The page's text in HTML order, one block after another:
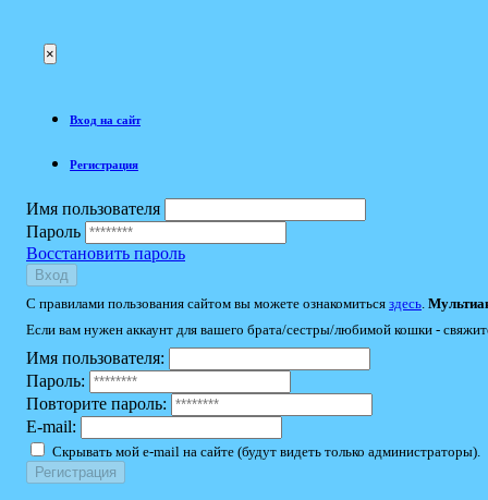
×
Вход на сайт
Регистрация
Имя пользователя
Пароль
Восстановить пароль
Вход
С правилами пользования сайтом вы можете ознакомиться здесь
Если вам нужен аккаунт для вашего брата/сестры/любимой кошки -
Имя пользователя:
Пароль:
Повторите пароль:
E-mail:
Скрывать мой e-mail на сайте (будут видеть только администраторы).